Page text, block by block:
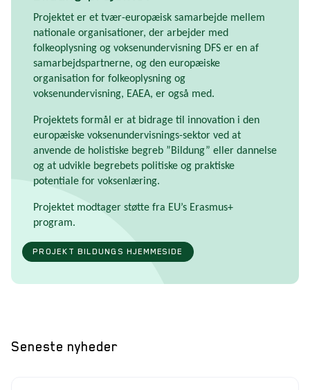
Projektet er et tvær-europæisk samarbejde mellem
nationale organisationer, der arbejder med
folkeoplysning og voksenundervisning DFS er en af
samarbejdspartnerne, og den europæiske
organisation for folkeoplysning og
voksenundervisning, EAEA, er også med.
Projektets formål er at bidrage til innovation i den
europæiske voksenundervisnings-sektor ved at
anvende de holistiske begreb ”Bildung” eller dannelse
og at udvikle begrebets politiske og praktiske
potentiale for voksenlæring.
Projektet modtager støtte fra EU’s Erasmus+
program.
PROJEKT BILDUNGS HJEMMESIDE
Seneste nyheder